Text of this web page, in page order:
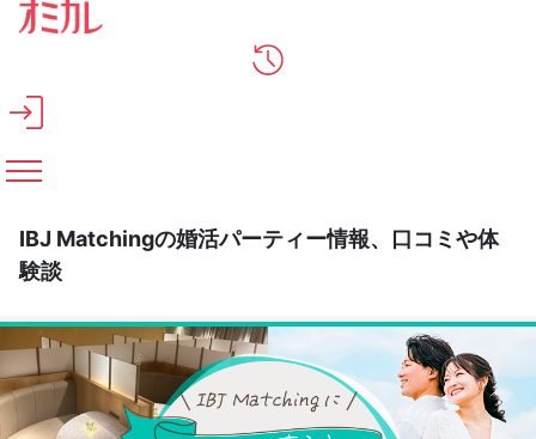
メインコンテンツへスキップ
IBJ Matchingの婚活パーティー情報、口コミや体
験談